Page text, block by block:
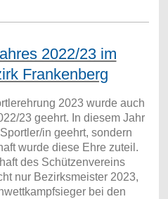
2022/23 im
Frankenberg
2023 wurde auch
23 geehrt. In diesem Jahr
in geehrt, sondern
wurde diese Ehre zuteil.
des Schützenvereins
nur Bezirksmeister 2023,
bei den